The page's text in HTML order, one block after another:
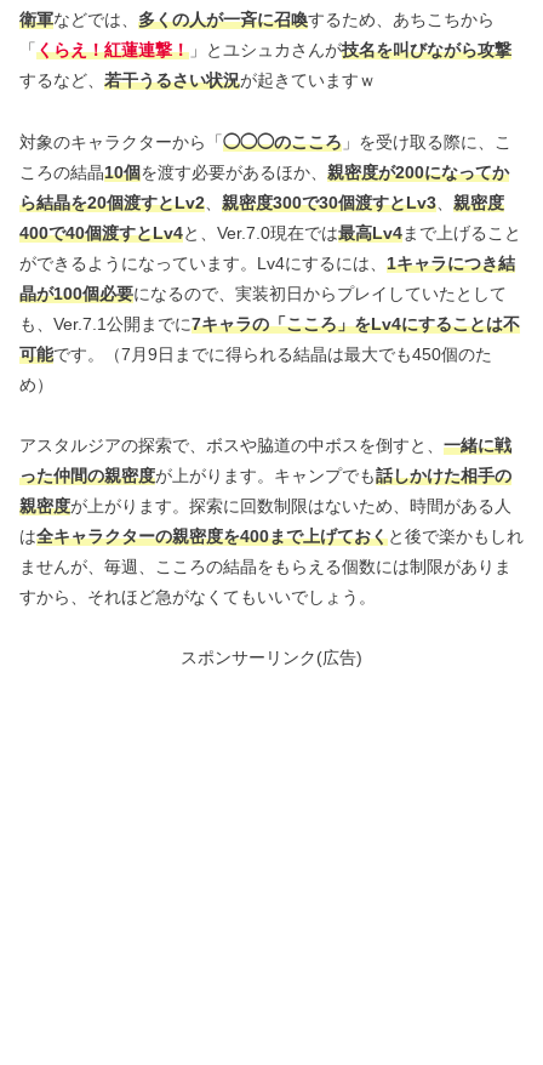
衛軍などでは、 多くの人が一斉に召喚するため、あちこちから
「くらえ！紅蓮連撃！ 」とユシュカさんが技名を叫びながら攻撃
するなど、 若干うるさい状況が起きていますｗ
対象のキャラクターから「◯◯◯のこころ 」を受け取る際に、こ
ころの結晶10個を渡す必要があるほか、 親密度が200になってか
ら結晶を20個渡すとLv2
親密度300で30個渡すとLv3
親密度
400で40個渡すとLv4と、Ver.7.0現在では最高Lv4まで上げること
ができるようになっています。Lv4にするには、 1キャラにつき結
晶が100個必要になるので、実装初日からプレイしていたとして
も、Ver.7.1公開までに7キャラの「こころ」をLv4にすることは不
可能です。（7月9日までに得られる結晶は最大でも450個のた
め）
アスタルジアの探索で、ボスや脇道の中ボスを倒すと、 一緒に戦
った仲間の親密度が上がります。キャンプでも話しかけた相手の
親密度が上がります。探索に回数制限はないため、時間がある人
は全キャラクターの親密度を400まで上げておくと後で楽かもしれ
ませんが、毎週、こころの結晶をもらえる個数には制限がありま
すから、それほど急がなくてもいいでしょう。
スポンサーリンク(広告)